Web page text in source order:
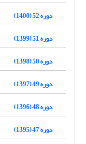
دوره 52 (1400)
دوره 51 (1399)
دوره 50 (1398)
دوره 49 (1397)
دوره 48 (1396)
دوره 47 (1395)